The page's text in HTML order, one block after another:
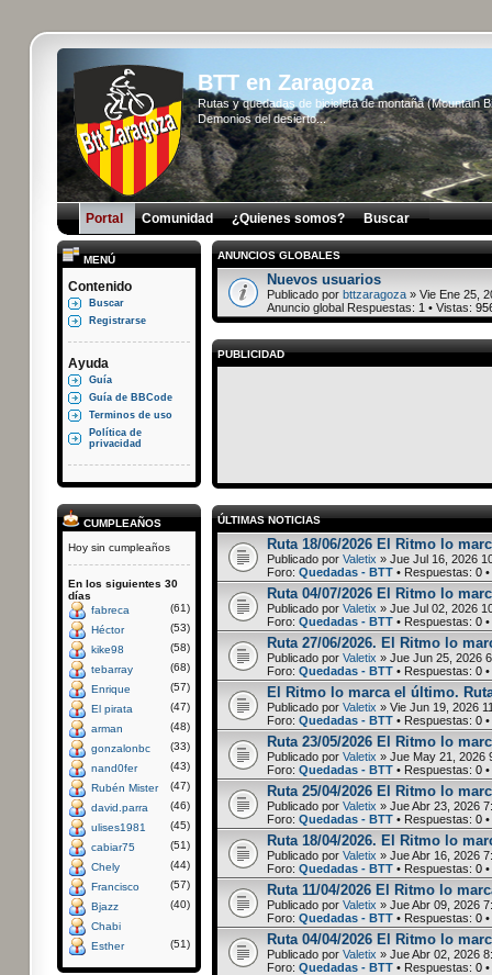
BTT en Zaragoza
Rutas y quedadas de bicicleta de montaña (Mountain
Demonios del desierto...
Portal Comunidad ¿Quienes somos? Buscar
MENÚ
Contenido
Buscar
Registrarse
Ayuda
Guía
Guía de BBCode
Terminos de uso
Política de
privacidad
CUMPLEAÑOS
Hoy sin cumpleaños
En los siguientes 30
días
fabreca
(61)
Héctor
(53)
kike98
(58)
tebarray
(68)
Enrique
(57)
El pirata
(47)
arman
(48)
gonzalonbc
(33)
nand0fer
(43)
Rubén Mister
(47)
david.parra
(46)
ulises1981
(45)
cabiar75
(51)
Chely
(44)
Francisco
(57)
Bjazz
(40)
Chabi
Esther
(51)
ANUNCIOS GLOBALES
Nuevos usuarios
Publicado por bttzaragoza» Vie Ene 25,
Anuncio global Respuestas: 1 • Vistas:
PUBLICIDAD
ÚLTIMAS NOTICIAS
Ruta 18/06/2026 El Ritmo lo
Publicado por Valetix » Jue Jul 16, 2026
Foro: Quedadas - BTT• Respuestas: 0•
Ruta 04/07/2026 El Ritmo lo
Publicado por Valetix » Jue Jul 02, 2026
Foro: Quedadas - BTT• Respuestas: 0•
Ruta 27/06/2026. El Ritmo lo
Publicado por Valetix » Jue Jun 25, 2026
Foro: Quedadas - BTT• Respuestas: 0•
El Ritmo lo marca el último.
Publicado por Valetix » Vie Jun 19, 2026
Foro: Quedadas - BTT• Respuestas: 0•
Ruta 23/05/2026 El Ritmo lo
Publicado por Valetix » Jue May 21, 2026
Foro: Quedadas - BTT• Respuestas: 0•
Ruta 25/04/2026 El Ritmo lo
Publicado por Valetix » Jue Abr 23, 2026
Foro: Quedadas - BTT• Respuestas: 0•
Ruta 18/04/2026. El Ritmo lo
Publicado por Valetix » Jue Abr 16, 2026
Foro: Quedadas - BTT• Respuestas: 0•
Ruta 11/04/2026 El Ritmo lo
Publicado por Valetix » Jue Abr 09, 2026
Foro: Quedadas - BTT• Respuestas: 0•
Ruta 04/04/2026 El Ritmo lo
Publicado por Valetix » Jue Abr 02, 2026
Foro: Quedadas - BTT• Respuestas: 0•